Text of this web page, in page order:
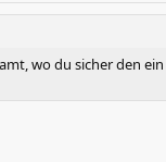
wo du sicher den